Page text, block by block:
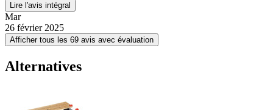
Lire l'avis intégral
Mar
26 février 2025
Afficher tous les 69 avis avec évaluation
Alternatives